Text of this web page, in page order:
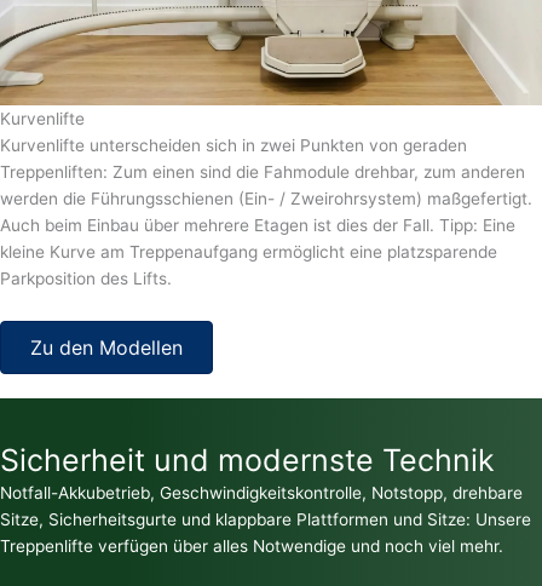
Kurvenlifte
Kurvenlifte unterscheiden sich in zwei Punkten von geraden
Treppenliften: Zum einen sind die Fahmodule drehbar, zum anderen
werden die Führungsschienen (Ein- / Zweirohrsystem) maßgefertigt.
Auch beim Einbau über mehrere Etagen ist dies der Fall. Tipp: Eine
kleine Kurve am Treppenaufgang ermöglicht eine platzsparende
Parkposition des Lifts.
Zu den Modellen
Sicherheit und modernste Technik
Notfall-Akkubetrieb, Geschwindigkeitskontrolle, Notstopp, drehbare
Sitze, Sicherheitsgurte und klappbare Plattformen und Sitze: Unsere
Treppenlifte verfügen über alles Notwendige und noch viel mehr.